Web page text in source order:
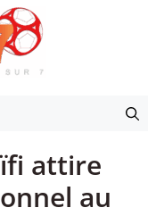
attire
au